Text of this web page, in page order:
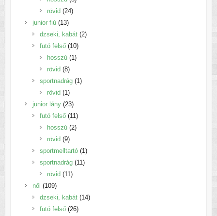
rövid 2424
junior fiú 1313
termék
dzseki, kabát 22
futó felső 1010
termék
hosszú 11
rövid 88
termék
sportnadrág 11
rövid 11
termék
junior lány 2323
termék
futó felső 1111
termék
hosszú 22
rövid 99
termék
sportmelltartó 11
termék
sportnadrág 1111
rövid 1111
női 109109
termék
dzseki, kabát 1414
futó felső 2626